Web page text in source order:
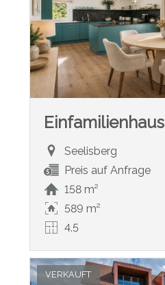
Einfamilienhaus
Seelisberg
Preis auf Anfrage
158 m²
589 m²
4.5
VERKAUFT